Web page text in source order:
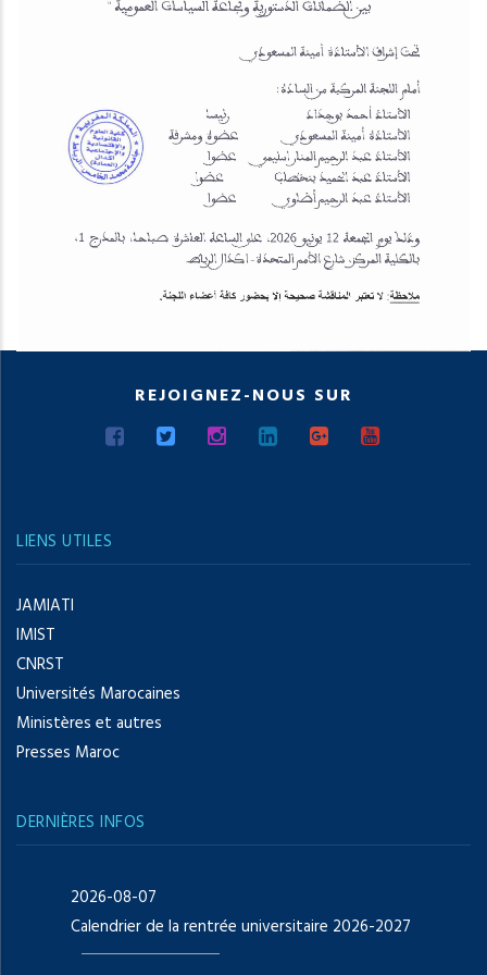
REJOIGNEZ-NOUS SUR
LIENS UTILES
JAMIATI
IMIST
CNRST
Universités Marocaines
Ministères et autres
Presses Maroc
DERNIÈRES INFOS
2026-08-07
Calendrier de la rentrée universitaire 2026-2027